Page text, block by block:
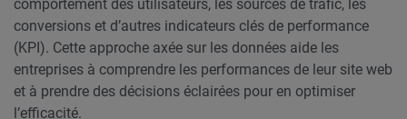
comportement des utilisateurs, les sources de trafic, les
conversions et d’autres indicateurs clés de performance
(KPI). Cette approche axée sur les données aide les
entreprises à comprendre les performances de leur site web
et à prendre des décisions éclairées pour en optimiser
l’efficacité.